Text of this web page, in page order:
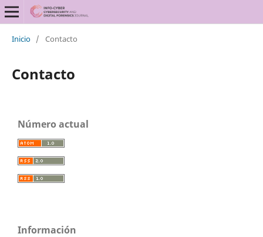
Inicio / Contacto
Contacto
Número actual
Información